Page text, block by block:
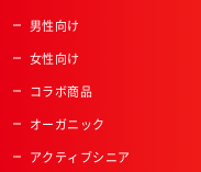
男性向け
女性向け
コラボ商品
オーガニック
アクティブシニア